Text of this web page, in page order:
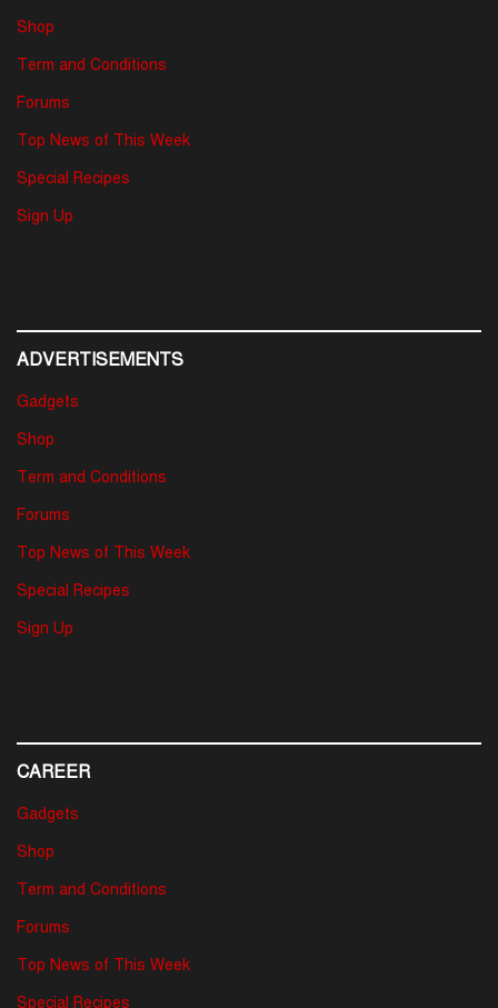
Shop
Term and Conditions
Forums
Top News of This Week
Special Recipes
Sign Up
ADVERTISEMENTS
Gadgets
Shop
Term and Conditions
Forums
Top News of This Week
Special Recipes
Sign Up
CAREER
Gadgets
Shop
Term and Conditions
Forums
Top News of This Week
Special Recipes